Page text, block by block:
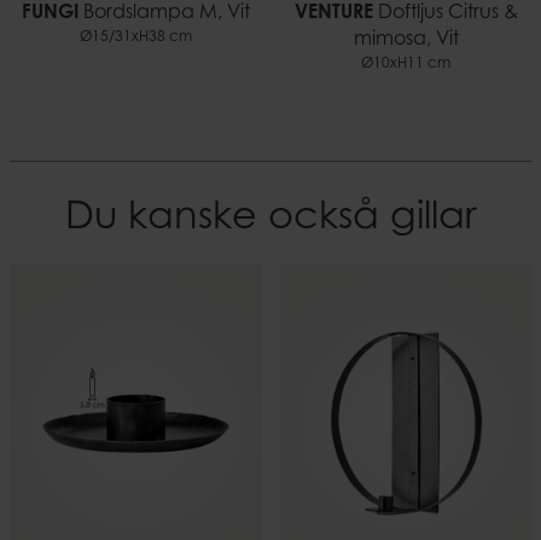
FUNGI Bordslampa M, Vit
Ø15/31xH38 cm
VENTUREDoftljus Citrus &
mimosa, Vit
Ø10xH11 cm
Du kanske också gillar